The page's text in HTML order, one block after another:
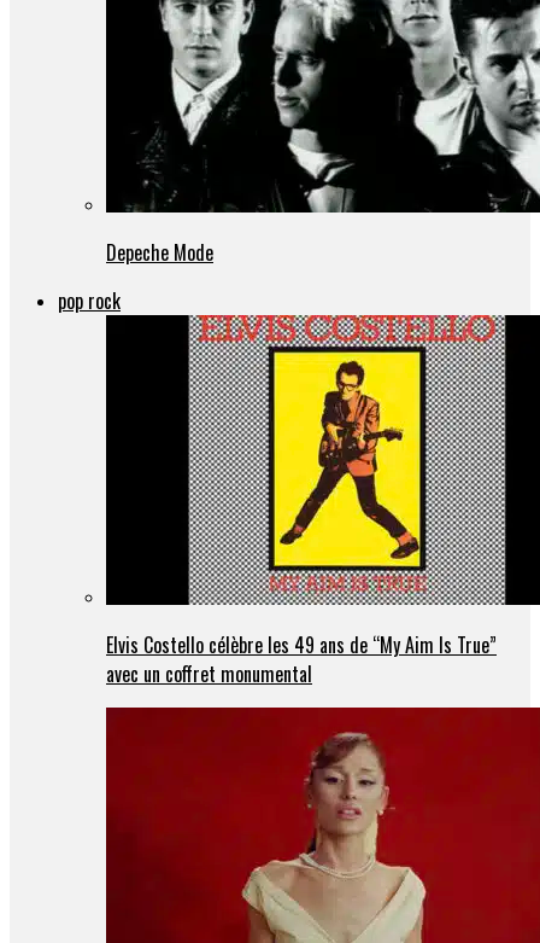
Depeche Mode
pop rock
Elvis Costello célèbre les 49 ans de “My Aim Is True”
avec un coffret monumental